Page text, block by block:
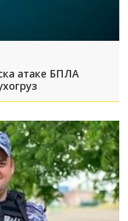
атаке БПЛА